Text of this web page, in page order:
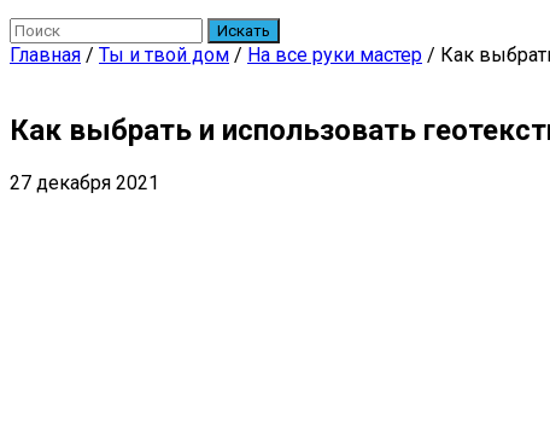
Искать
Главная / Ты и твой дом / На все руки мастер / Как
Как выбрать и использовать
27 декабря 2021